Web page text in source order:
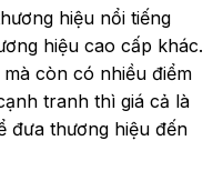
hiệu nổi tiếng
hiệu cao cấp khác.
còn có nhiều điểm
tranh thì giá cả là
đưa thương hiệu đến